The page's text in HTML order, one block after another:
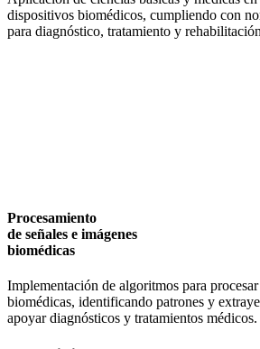
dispositivos biomédicos, cumpliendo con
para diagnóstico, tratamiento y
Procesamiento
de señales e imágenes
biomédicas
Implementación de algoritmos para procesar
biomédicas, identificando patrones y
apoyar diagnósticos y tratamientos médicos.